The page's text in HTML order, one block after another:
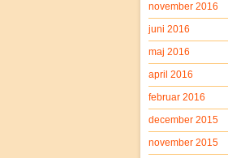
november 2016
juni 2016
maj 2016
april 2016
februar 2016
december 2015
november 2015